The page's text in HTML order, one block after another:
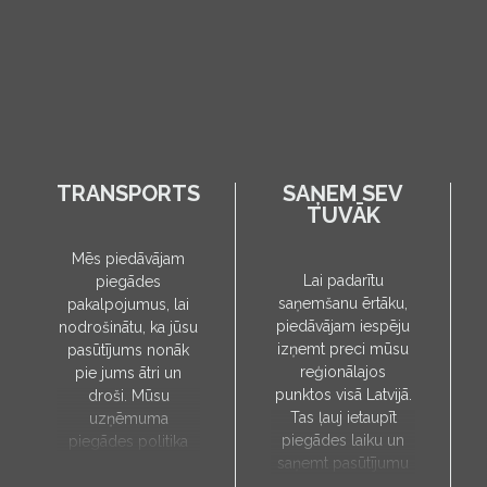
TRANSPORTS
Mēs piedāvājam
piegādes
pakalpojumus, lai
nodrošinātu, ka jūsu
pasūtījums nonāk
pie jums ātri un
droši. Mūsu
uzņēmuma
piegādes politika
SAŅEM SEV
TUVĀK
Lai padarītu
saņemšanu ērtāku,
piedāvājam iespēju
izņemt preci mūsu
reģionālajos
punktos visā Latvijā.
Tas ļauj ietaupīt
piegādes laiku un
saņemt pasūtījumu